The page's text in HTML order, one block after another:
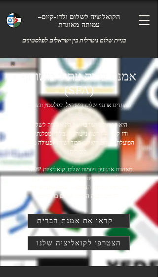
בניית שלום ניטרלית בין ישראלים לפלסטינים
הקואליציה לשלום ולדו-קיום–
עמותה מאוגדת
אמנת ברית עתיד משותף
(SFA)
מאחדים ארגוני שלום בישראל, בפלסטין ובעולם
היא הפרויקט המרכזי של הקואליציה לשלום
ודו־קיום — רשת נייטרלית ובלתי מפלגתית,
הפועלת לקידום דיאלוג, כבוד ושיתוף פעולה מעבר
לגבולות.
ה־CfP מאחדת ארגונים ויוזמות שלום, קואליציות
קהילתיות ושותפים מעזה, מהגדה המערבית,
מישראל ומרחבי העולם — כולם פועלים יחד
קראו את אמנת הברית
הצטרפו לקואליציה שלנו